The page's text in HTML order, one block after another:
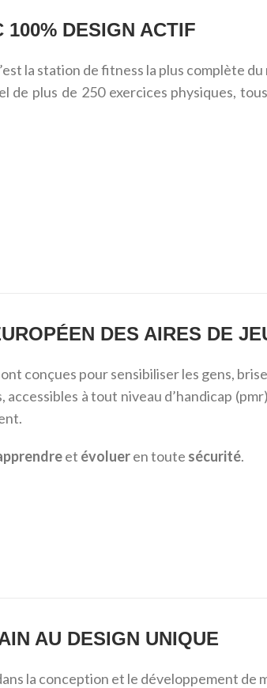
100% DESIGN ACTIF
la station de fitness la plus complète
de plus de 250 exercices physiques,
DES AIRES DE
conçues pour sensibiliser les gens,
accessibles à tout niveau d’handicap
et évolueren toute sécurité.
AU DESIGN UNIQUE
la conception et le développement de